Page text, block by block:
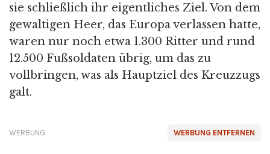
sie schließlich ihr eigentliches Ziel. Von dem
gewaltigen Heer, das Europa verlassen hatte,
waren nur noch etwa 1.300 Ritter und rund
12.500 Fußsoldaten übrig, um das zu
vollbringen, was als Hauptziel des Kreuzzugs
galt.
WERBUNG ENTFERNEN
WERBUNG